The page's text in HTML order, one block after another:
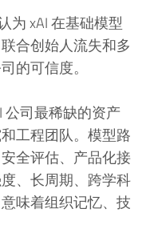
为 xAI 在基础模型
合创始人流失和多
的可信度。
公司最稀缺的资产
工程团队。模型路
全评估、产品化接
、长周期、跨学科
味着组织记忆、技